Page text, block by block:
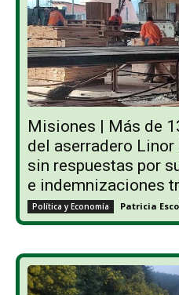
Misiones | Más de
del aserradero
sin respuestas por
e indemnizaciones
Política y Economía Patricia